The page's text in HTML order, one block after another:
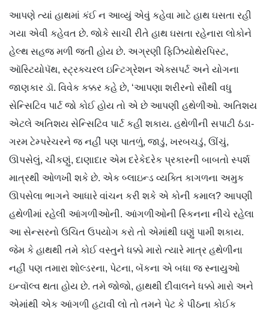
આપણે ત્યાં હાથમાં કંઈ ન આવ્યું એવું કહેવા માટે હાથ ઘસતા રહી
ગયા એવી કહેવત છે. જોકે સાચી રીતે હાથ ઘસતા રહેનારા લોકોને
હેલ્થ સહજ મળી જતી હોય છે. અગ્રણી ફિઝિયોથેરપિસ્ટ,
ઑસ્ટિયોપૅથ, સ્ટ્રક્ચરલ ઇન્ટિગ્રેશન એક્સપર્ટ અને યોગના
જાણકાર ડૉ. વિવેક કક્કર કહે છે, ‘આપણા શરીરનો સૌથી વધુ
સેન્સિટિવ પાર્ટ જો કોઈ હોય તો એ છે આપણી હથેળીઓ. અતિશય
એટલે અતિશય સેન્સિટિવ પાર્ટ કહી શકાય. હથેળીની સપાટી ઠંડા-
ગરમ ટેમ્પરેચરને જ નહીં પણ પાતળું, જાડું, ખરબચડું, ઊંચું,
ઊપસેલું, ચીકણું, દાણાદાર એમ દરેકેદરેક પ્રકારની બાબતો સ્પર્શ
માત્રથી ઓળખી શકે છે. એક બ્લાઇન્ડ વ્યક્તિ કાગળના અમુક
ઊપસેલા ભાગને આધારે વાંચન કરી શકે એ કોની કમાલ? આપણી
હથેળીમાં રહેલી આંગળીઓની. આંગળીઓની સ્કિનના નીચે રહેલા
આ સેન્સરનો ઉચિત ઉપયોગ કરો તો એમાંથી ઘણું પામી શકાય.
જેમ કે હાથથી તમે કોઈ વસ્તુને ધક્કો મારો ત્યારે માત્ર હથેળીના
નહીં પણ તમારા શોલ્ડરના, પેટના, બૅકના એ બધા જ સ્નાયુઓ
ઇન્વૉલ્વ થતા હોય છે. તમે જોજો, હાથથી દીવાલને ધક્કો મારો અને
એમાંથી એક આંગળી હટાવી લો તો તમને પેટ કે પીઠના કોઈક